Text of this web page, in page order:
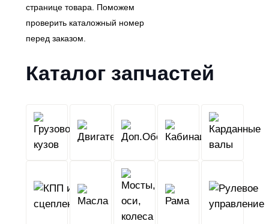
странице товара. Поможем
проверить каталожный номер
перед заказом.
Каталог запчастей
Грузовой
кузов
Двигатель Кабина
КПП
и
сцепление
Масла
оси,
Рама